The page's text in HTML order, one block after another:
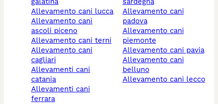
allevamento cani lucca
allevamento cani
ascoli piceno
allevamento cani terni
allevamento cani
cagliari
allevamenti cani
catania
allevamenti cani
ferrara
allevamento cani
padova
allevamento cani
piemonte
allevamento cani pavia
allevamento cani
belluno
allevamento cani lecco